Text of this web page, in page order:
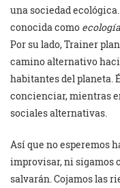
una sociedad
conocida como
Por su lado, Trainer
camino alternativo
habitantes del planeta.
concienciar, mientras
sociales alternativas.
Así que no esperemos
improvisar, ni sigamos
salvarán. Cojamos las